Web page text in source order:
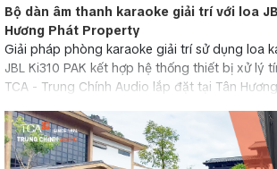
Bộ dàn âm thanh karaoke giải trí với loa
Hương Phát Property
Giải pháp phòng karaoke giải trí sử dụng loa
JBL Ki310 PAK kết hợp hệ thống thiết bị xử lý
TCA - Trung Chính Audio lắp đặt tại Tân